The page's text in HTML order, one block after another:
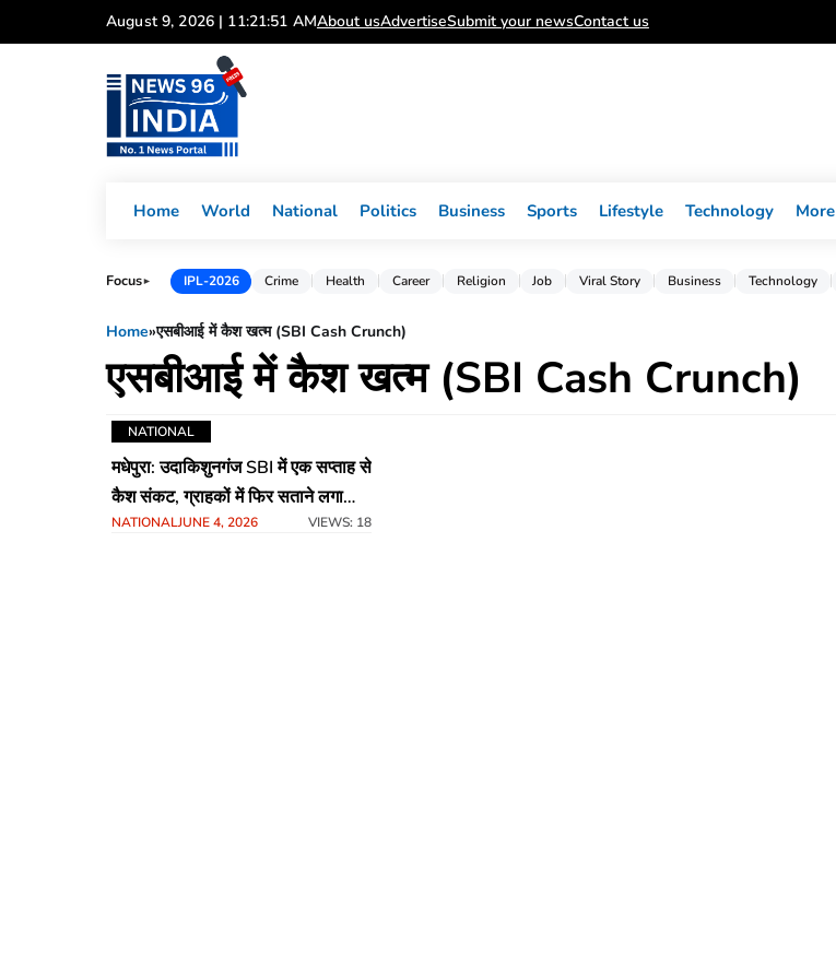
to
August 9, 2026 | 11:21:51 AMAbout usAdvertiseSubmit your newsContact us
Home World National Politics Business Sports Lifestyle Technology More
Focus► IPL-2026 Crime Health Career Religion Job Viral Story Business Technology
Home»एसबीआई में कैश खत्म (SBI Cash Crunch)
एसबीआई में कैश खत्म (SBI Cash Crunch)
NATIONAL
मधेपुरा: उदाकिशुनगंज SBI में एक सप्ताह से
कैश संकट, ग्राहकों में फिर सताने लगा
‘नोटबंदी’ का डर
NATIONALJUNE 4, 2026 VIEWS: 18